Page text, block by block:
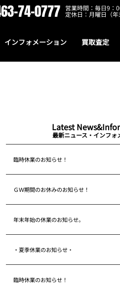
74-0777 営業時間：毎日9：
定休日：月曜日（年
インフォメーション 買取査定
Latest
最新ニュース・インフォ
臨時休業のお知らせ！
ＧＷ期間のお休みのお知らせ！
年末年始の休業のお知らせ。
・夏季休業のお知らせ・
臨時休業のお知らせ！